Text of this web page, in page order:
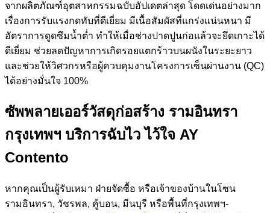
จากผลิตภัณฑ์อุตสาหกรรมฉบับอัปเดตล่าสุด โดดเด่นอย่างมาก
เรื่องการรับแรงกดทับที่ดีเยี่ยม มีเนื้อสัมผัสที่แกร่งแน่นหนา มี
อัตราการดูดซึมน้ำต่ำ ทำให้เมื่อช่างปาดปูนก่อแล้วจะยึดเกาะได้
ดีเยี่ยม ช่วยลดปัญหาการเกิดรอยแตกร้าวบนผนังในระยะยาว
และช่วยให้วิศวกรหรือผู้ควบคุมงานโครงการเซ็นผ่านงาน (QC)
ได้อย่างมั่นใจ 100%
ซัพพลายเออร์วัสดุก่อสร้าง รามอินทรา
กรุงเทพฯ บริการฉับไว ไว้ใจ AY
Contento
หากคุณเป็นผู้รับเหมา ฝ่ายจัดซื้อ หรือเจ้าของบ้านในโซน
รามอินทรา, วัชรพล, คู้บอน, มีนบุรี หรือพื้นที่กรุงเทพฯ-